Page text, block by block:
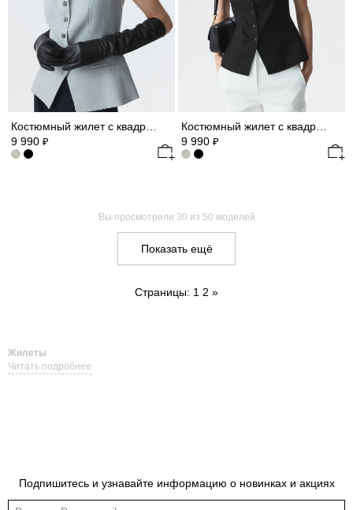
9 990 ₽
9 990 ₽
Вы просмотрели 30 из 50 моделей
Показать ещё
Страницы: 1 2 »
Жилеты
Читать подробнее
Подпишитесь и узнавайте информацию о новинках и акциях